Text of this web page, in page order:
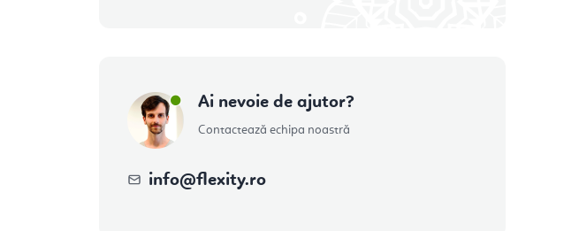
Ai nevoie de ajutor?
Contactează echipa noastră
info@flexity.ro